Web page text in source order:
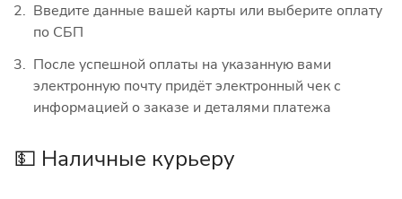
Введите данные вашей карты или выберите оплату
по СБП
После успешной оплаты на указанную вами
электронную почту придёт электронный чек с
информацией о заказе и деталями платежа
💵 Наличные курьеру